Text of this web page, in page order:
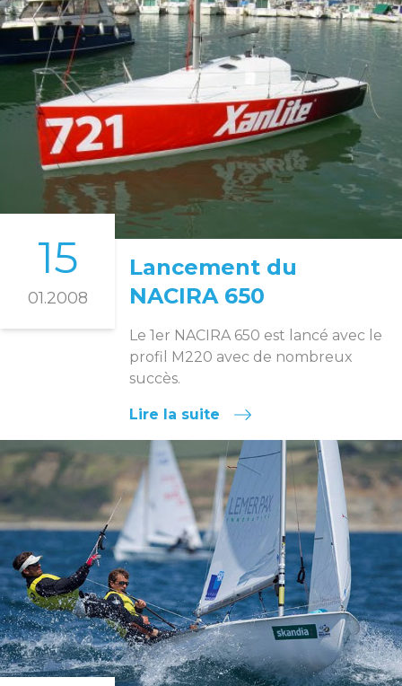
15
01.2008
Lancement du
NACIRA 650
Le 1er NACIRA 650 est lancé avec le
profil M220 avec de nombreux
succès.
Lire la suite